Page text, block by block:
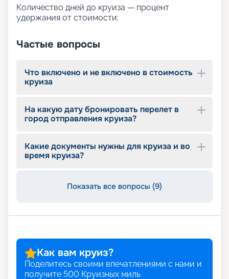
Количество дней до круиза — процент
удержания от стоимости:
Частые вопросы
Что включено и не включено в стоимость
круиза
На какую дату бронировать перелет в
город отправления круиза?
Какие документы нужны для круиза и во
время круиза?
Показать все вопросы (9)
Как вам круиз?
Поделитесь своими впечатлениями с нами и
получите 500 Круизных миль